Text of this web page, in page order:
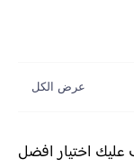
اختيار افضل